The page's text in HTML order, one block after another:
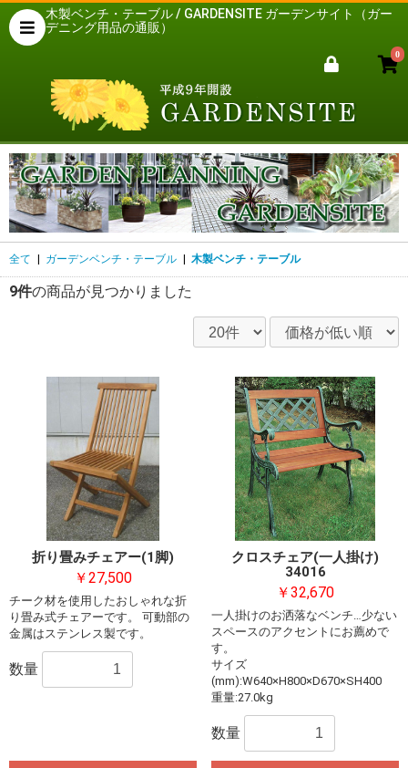
木製ベンチ・テーブル / GARDENSITE ガーデンサイト（ガー
デニング用品の通販）
0
全て ガーデンベンチ・テーブル 木製ベンチ・テーブル
9件の商品が見つかりました
折り畳みチェアー(1脚)
￥27,500
チーク材を使用したおしゃれな折
り畳み式チェアーです。 可動部の
金属はステンレス製です。
数量
クロスチェア(一人掛け)
34016
￥32,670
一人掛けのお洒落なベンチ…少ない
スペースのアクセントにお薦めで
す。
サイズ
(mm):W640×H800×D670×SH400
重量:27.0kg
数量